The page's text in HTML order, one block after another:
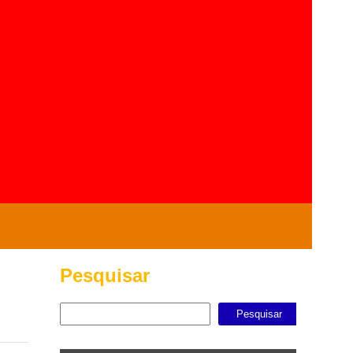
Pesquisar
Pesquisar